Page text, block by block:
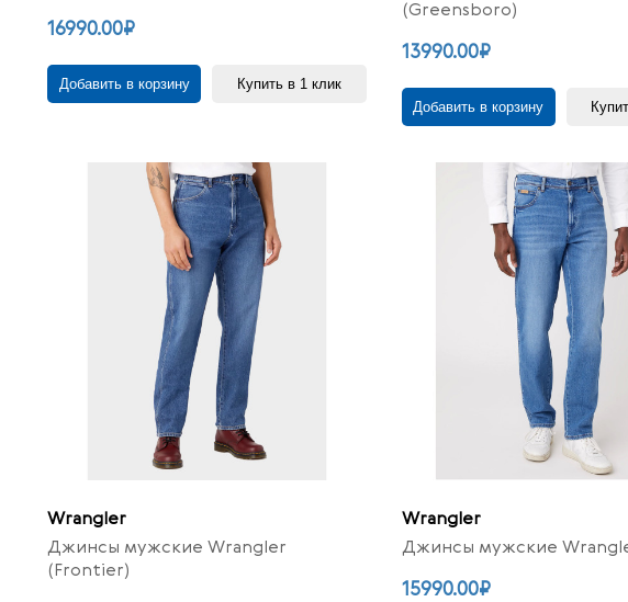
16990.00₽
Добавить в корзину Купить в 1 клик
(Greensboro)
13990.00₽
Добавить в корзину
Wrangler
Джинсы мужские Wrangler
(Frontier)
Wrangler
Джинсы мужские
15990.00₽